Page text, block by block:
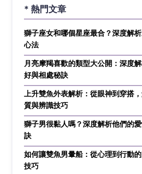
* 熱門文章
獅子座女和哪個星座最合？深度解
心法
月亮摩羯喜歡的類型大公開：深度
好與相處秘訣
上升雙魚外表解析：從眼神到穿搭
質與辨識技巧
獅子男很黏人嗎？深度解析他們的
訣
如何讓雙魚男暈船：從心理到行動
技巧